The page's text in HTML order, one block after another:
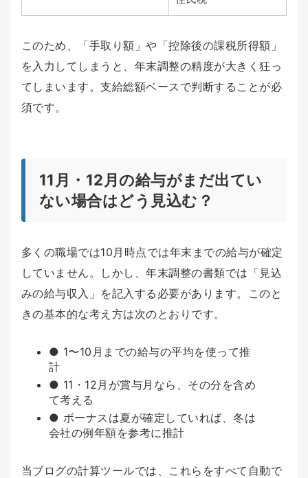
このため、「手取り額」や「控除後の課税所得額」
を入力してしまうと、年末調整の精度が大きく狂っ
てしまいます。支給総額ベースで判断することが必
須です。
11月・12月の給与がまだ出てい
ない場合はどう見込む？
多くの職場では10月時点では年末までの給与が確定
していません。しかし、年末調整の書類では「見込
みの給与収入」を記入する必要があります。このと
きの基本的な考え方は次のとおりです。
● 1〜10月までの給与の平均を使って推
計
● 11・12月が賞与月なら、その分を含め
て考える
● ボーナスは夏が確定していれば、冬は
会社の例年額を参考に推計
当ブログの計算ツールでは、これらをすべて自動で